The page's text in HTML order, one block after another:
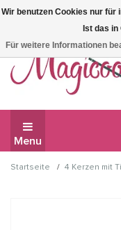
Wir haben
Menu
Startseite / 4 Kerzen mit
Wir benutzen Cookies nur für
Ist das
Für weitere Informationen